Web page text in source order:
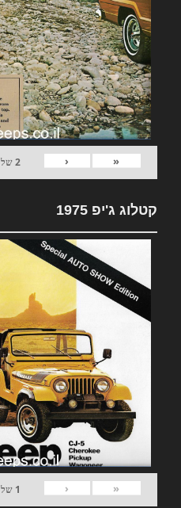
«
‹
2של
קטלוג ג'יפ 1975
«
‹
1 של